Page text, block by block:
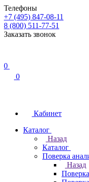
Телефоны
+7 (495) 847-08-11
8 (800) 511-77-51
Заказать звонок
0
0
Кабинет
Каталог
Назад
Каталог
Поверка
Назад